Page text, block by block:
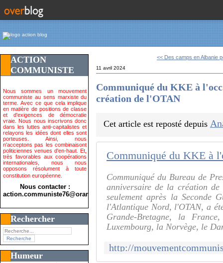
ACTION
COMMUNISTE
Nous sommes un mouvement
communiste au sens marxiste du
terme. Avec ce que cela implique
en matière de positions de classe
et d'exigences de démocratie
vraie. Nous nous inscrivons donc
dans les luttes anti-capitalistes et
relayons les idées dont elles sont
porteuses. Ainsi, nous
n'acceptons pas les combinaisont
politiciennes venues d'en-haut. Et,
très favorables aux coopérations
internationales, nous nous
opposons résolument à toute
constitution européenne.
Nous contacter :
action.communiste76@orange.fr>
Rechercher
Humeur
<< Des camps en Albanie
11 avril 2024
Communiqué du KKE à
création de l'OTAN
Cet article est reposté depuis
Communiqué du Bureau de
anniversaire de la création
seulement après la Seconde
l'Atlantique Nord, l'OTAN, a
Grande-Bretagne, la
Luxembourg, la Norvège, le